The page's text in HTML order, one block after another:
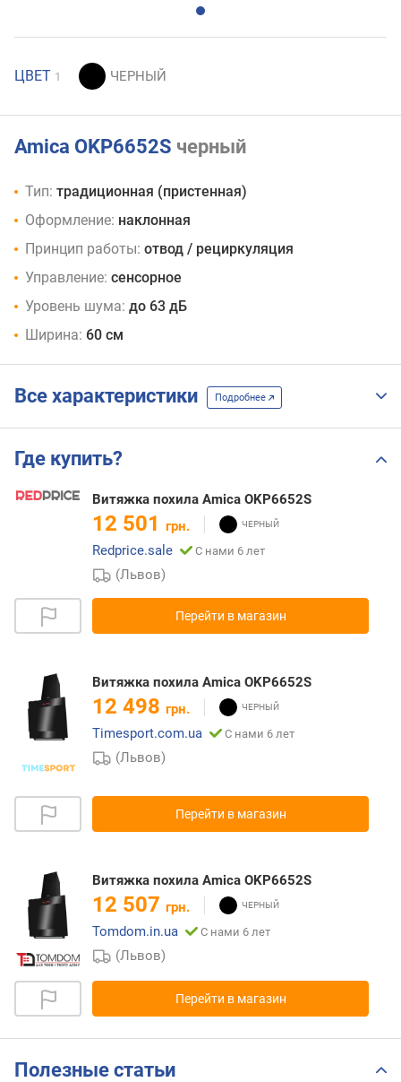
ЦВЕТ 1
Amica OKP6652S черный
Тип: традиционная (пристенная)
Оформление: наклонная
Принцип работы: отвод / рециркуляция
Управление: сенсорное
Уровень шума: до 63 дБ
Ширина: 60 см
Все характеристики Подробнее
Где купить?
Витяжка похила Amica OKP6652S
12 501 грн.
Redprice.sale
С нами 6 лет
(Львов)
Перейти в магазин
Витяжка похила Amica OKP6652S
12 498 грн.
Timesport.com.ua
С нами 6 лет
(Львов)
Перейти в магазин
Витяжка похила Amica OKP6652S
12 507 грн.
Tomdom.in.ua
С нами 6 лет
(Львов)
Перейти в магазин
Полезные статьи